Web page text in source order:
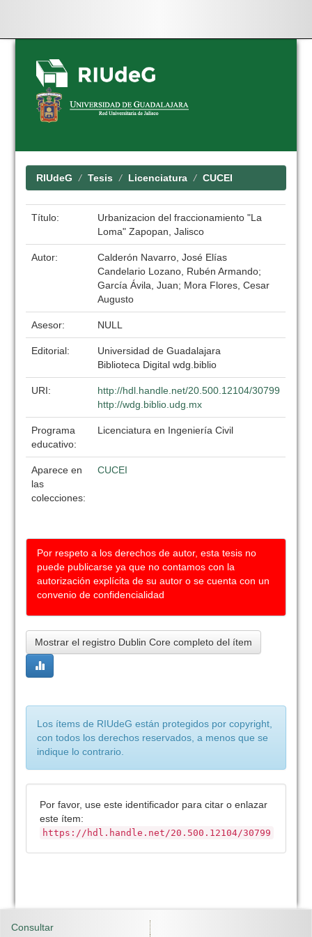
Skip
navigation
RIUdeG Tesis Licenciatura CUCEI
Título:
Urbanizacion del fraccionamiento "La
Loma" Zapopan, Jalisco
Autor:
Calderón Navarro, José Elías
Candelario Lozano, Rubén Armando;
García Ávila, Juan; Mora Flores, Cesar
Augusto
Asesor: NULL
Editorial:
Universidad de Guadalajara
Biblioteca Digital wdg.biblio
URI:
http://hdl.handle.net/20.500.12104/30799
http://wdg.biblio.udg.mx
Programa
educativo:
Licenciatura en Ingeniería Civil
Aparece en
las
colecciones:
CUCEI
Por respeto a los derechos de autor, esta tesis no
puede publicarse ya que no contamos con la
autorización explícita de su autor o se cuenta con un
convenio de confidencialidad
Mostrar el registro Dublin Core completo del ítem
Los ítems de RIUdeG están protegidos por copyright,
con todos los derechos reservados, a menos que se
indique lo contrario.
Por favor, use este identificador para citar o enlazar
este ítem:
https://hdl.handle.net/20.500.12104/30799
Consultar